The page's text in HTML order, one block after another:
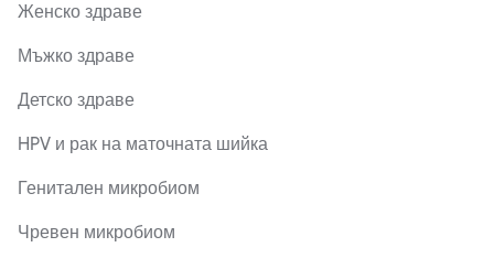
Женско здраве
Мъжко здраве
Детско здраве
HPV и рак на маточната шийка
Генитален микробиом
Чревен микробиом